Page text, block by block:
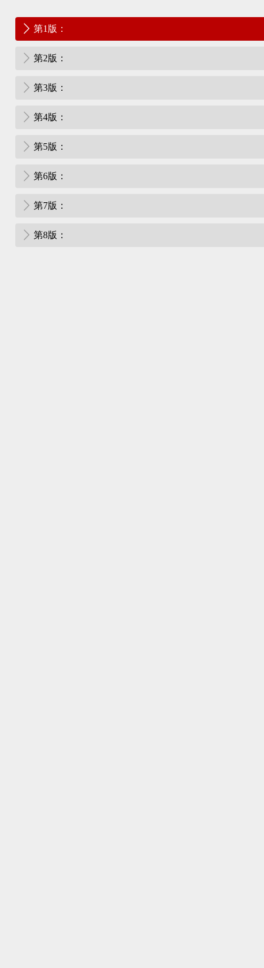
第1版：
第2版：
第3版：
第4版：
第5版：
第6版：
第7版：
第8版：